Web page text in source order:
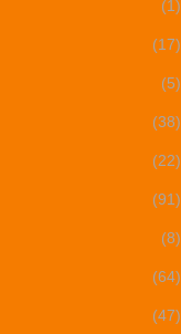
(1)
(17)
(5)
(38)
(22)
(91)
(8)
(64)
(47)